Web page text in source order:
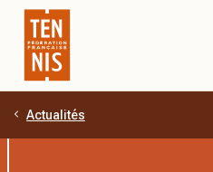
Aller au contenu principal
Actualités